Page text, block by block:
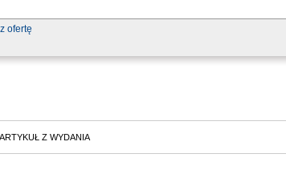
ofertę
Z WYDANIA